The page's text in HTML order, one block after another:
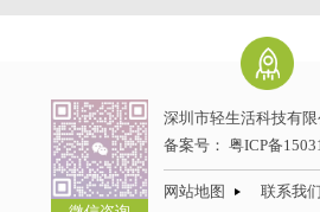
深圳市轻生活科技有限
备案号：粤ICP备
网站地图 联系我们